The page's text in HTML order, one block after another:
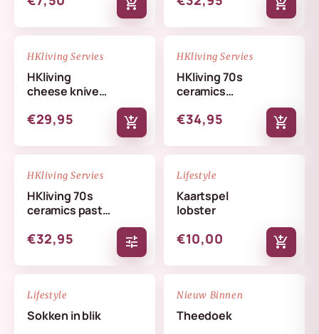
NIEUW
HKliving Servies
HKliving
cheese knives
€29,95 add_shopping_cart
NIEUW
HKliving Servies
HKliving 70s
ceramics
skyline
€34,95 add_shopping_cart
NIEUW
HKliving Servies
HKliving 70s
ceramics pasta
€32,95 tune
NIEUW
Lifestyle
Kaartspel
lobster
€10,00 add_shopping_cart
NIEUW
Lifestyle
Sokken in blik
NIEUW
Nieuw Binnen
Theedoek